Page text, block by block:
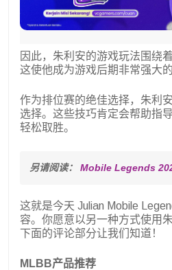
因此，朱利安的游戏玩法围绕
这使他成为游戏后期非常强大的
作为排位赛的绝佳选择，朱利
选择。这些技巧肯定会帮助指
轻松取胜。
另请阅读： Mobile Legends
这就是今天 Julian Mobile
容。你愿意以另一种方式使用
下面的评论部分让我们知道！
MLBB产品推荐